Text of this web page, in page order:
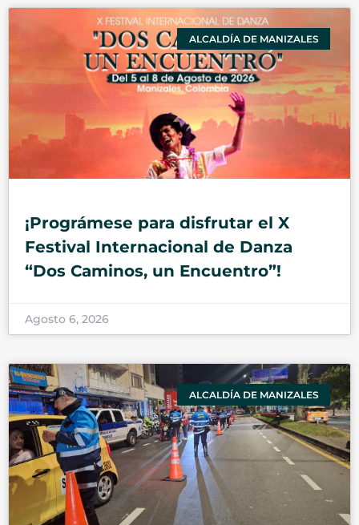
ALCALDÍA DE MANIZALES
¡Prográmese para disfrutar el X
Festival Internacional de Danza
“Dos Caminos, un Encuentro”!
Agosto 6, 2026
ALCALDÍA DE MANIZALES